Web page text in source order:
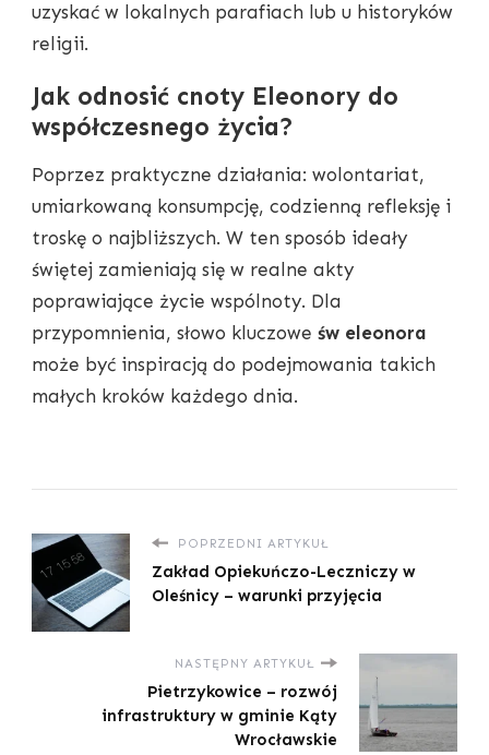
uzyskać w lokalnych parafiach lub u historyków
religii.
Jak odnosić cnoty Eleonory do
współczesnego życia?
Poprzez praktyczne działania: wolontariat,
umiarkowaną konsumpcję, codzienną refleksję i
troskę o najbliższych. W ten sposób ideały
świętej zamieniają się w realne akty
poprawiające życie wspólnoty. Dla
przypomnienia, słowo kluczowe św eleonora
może być inspiracją do podejmowania takich
małych kroków każdego dnia.
POPRZEDNI ARTYKUŁ
Zakład Opiekuńczo-Leczniczy w
Oleśnicy – warunki przyjęcia
NASTĘPNY ARTYKUŁ
Pietrzykowice – rozwój
infrastruktury w gminie Kąty
Wrocławskie